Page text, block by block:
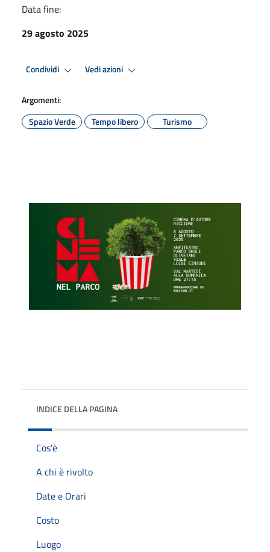
Data fine:
29 agosto 2025
Condividi Vedi azioni
Argomenti:
Spazio Verde
Tempo libero Turismo
INDICE DELLA PAGINA
Cos'è
A chi è rivolto
Date e Orari
Costo
Luogo